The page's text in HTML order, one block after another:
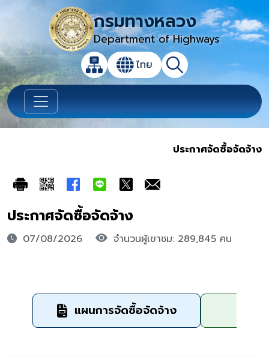
กรมทางหลวง
Department of Highways
แผนผังเว็บไซต์
เปลี่ยนภาษา
ไทย ค้นหา
เปิดกล่องค้นหาข้อมูลหลักของเว็บไซต์
ประกาศจัดซื้อจัดจ้าง
ประกาศจัดซื้อจัดจ้าง
07/08/2026 จำนวนผู้เขาชม: 289,845 คน
แผนการจัดซื้อจัดจ้าง